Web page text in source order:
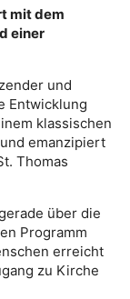
mit dem
einer
und
Entwicklung
klassischen
emanzipiert
Thomas
über die
Programm
erreicht
zu Kirche